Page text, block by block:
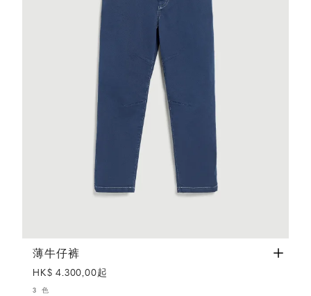
薄牛仔裤
薄牛仔裤
HK$ 4.300,00起
3 色